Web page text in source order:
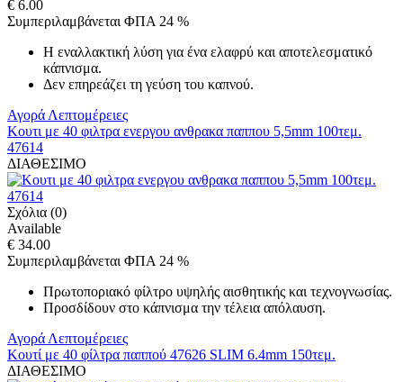
€ 6.00
Συμπεριλαμβάνεται ΦΠΑ 24 %
Η εναλλακτική λύση για ένα ελαφρύ και αποτελεσματικό
κάπνισμα.
Δεν επηρεάζει τη γεύση του καπνού.
Αγορά Λεπτομέρειες
Κουτι με 40 φιλτρα ενεργου ανθρακα παππου 5,5mm 100τεμ.
47614
ΔΙΑΘΕΣΙΜΟ
Σχόλια (0)
Available
€ 34.00
Συμπεριλαμβάνεται ΦΠΑ 24 %
Πρωτοποριακό φίλτρο υψηλής αισθητικής και τεχνογνωσίας.
Προσδίδουν στο κάπνισμα την τέλεια απόλαυση.
Αγορά Λεπτομέρειες
Κουτί με 40 φίλτρα παππού 47626 SLIM 6.4mm 150τεμ.
ΔΙΑΘΕΣΙΜΟ